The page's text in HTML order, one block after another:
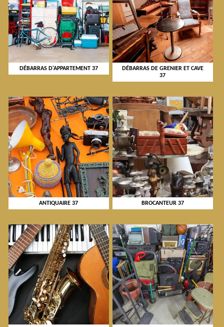
DÉBARRAS D'APPARTEMENT 37
DÉBARRAS DE GRENIER ET CAVE
37
ANTIQUAIRE 37 BROCANTEUR 37